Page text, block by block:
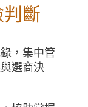
斷
，集中管
選商決